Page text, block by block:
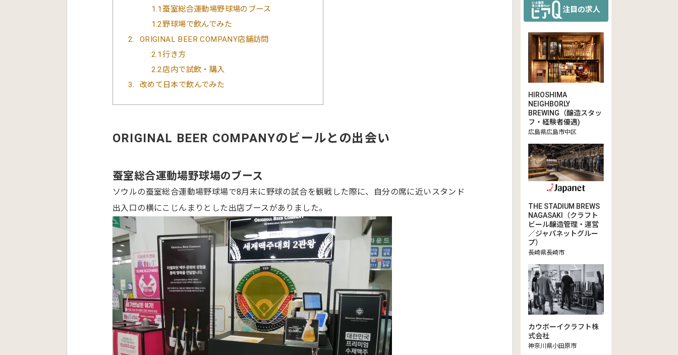
1.1蚕室総合運動場野球場のブース
1.2野球場で飲んでみた
2
ORIGINAL BEER COMPANY店舗訪問
2.1行き方
2.2店内で試飲・購入
3
改めて日本で飲んでみた
ORIGINAL BEER COMPANYのビールとの出会い
蚕室総合運動場野球場のブース
ソウルの蚕室総合運動場野球場で8月末に野球の試合を観戦した際に、自分の席に近いスタンド
出入口の横にこじんまりとした出店ブースがありました。
注目の求人
HIROSHIMA
NEIGHBORLY
BREWING（醸造スタッ
フ・経験者優遇)
広島県広島市中区
THE STADIUM BREWS
NAGASAKI（クラフト
ビール醸造管理・運営
／ジャパネットグルー
プ）
長崎県長崎市
カウボーイクラフト株
式会社
神奈川県小田原市